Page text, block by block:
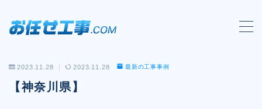
MENU
会社概要
2023.11.28 2023.11.28 最新の工事事例
【神奈川県】